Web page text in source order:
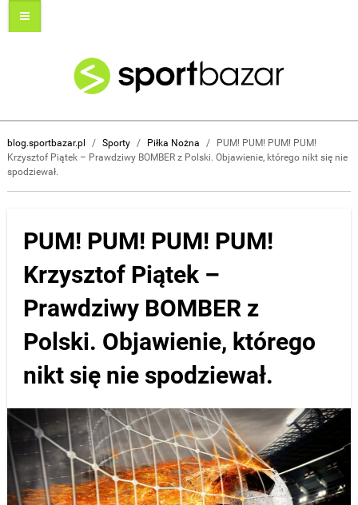
blog.sportbazar.pl / Sporty / Piłka Nożna /
PUM! PUM! PUM! PUM!
Krzysztof Piątek – Prawdziwy BOMBER z Polski. Objawienie, którego nikt się nie
spodziewał.
PUM! PUM! PUM! PUM!
Krzysztof Piątek –
Prawdziwy BOMBER z
Polski. Objawienie, którego
nikt się nie spodziewał.